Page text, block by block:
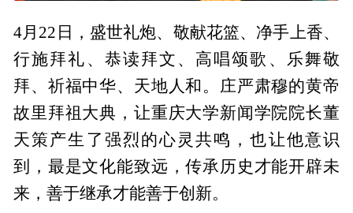
4月22日，盛世礼炮、敬献花篮、净手上香、
行施拜礼、恭读拜文、高唱颂歌、乐舞敬
拜、祈福中华、天地人和。庄严肃穆的黄帝
故里拜祖大典，让重庆大学新闻学院院长董
天策产生了强烈的心灵共鸣，也让他意识
到，最是文化能致远，传承历史才能开辟未
来，善于继承才能善于创新。